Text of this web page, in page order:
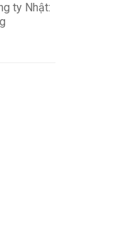
ty Nhật: